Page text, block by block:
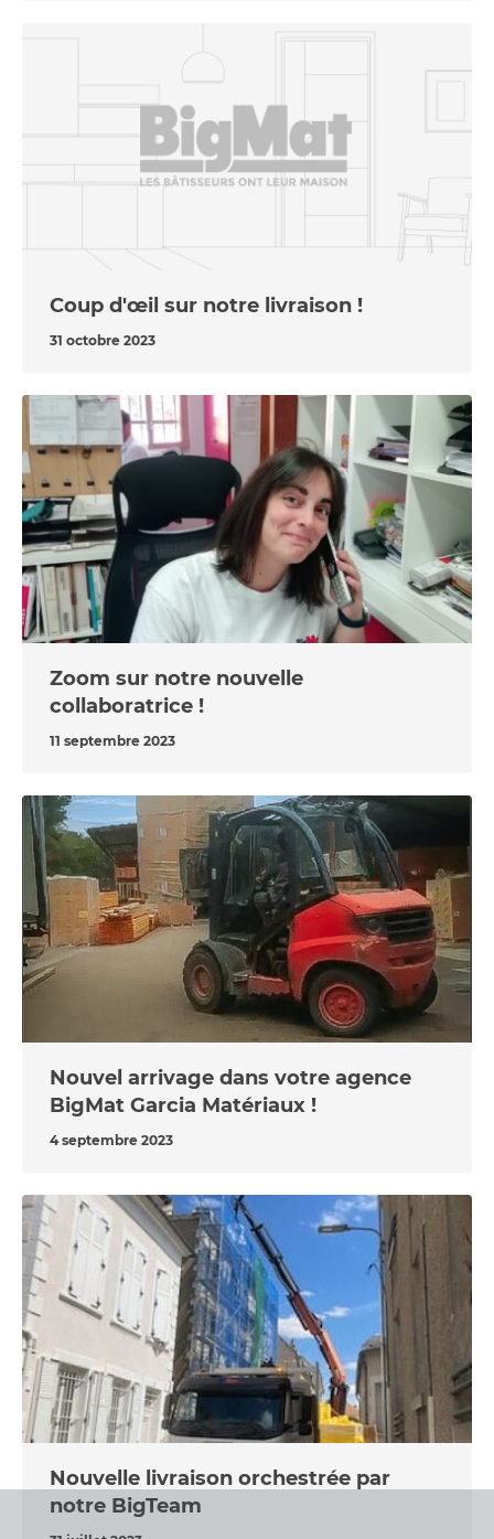
Coup d'œil sur notre livraison !
31 octobre 2023
Zoom sur notre nouvelle
collaboratrice !
11 septembre 2023
Nouvel arrivage dans votre agence
BigMat Garcia Matériaux !
4 septembre 2023
Nouvelle livraison orchestrée par
notre BigTeam